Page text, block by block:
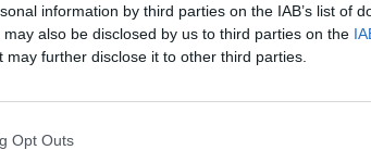
information by third parties on the IAB’s list of
also be disclosed by us to third parties on the
may further disclose it to other third parties.
Opt Outs
før den bliver synlig
Copyright © Alletiders